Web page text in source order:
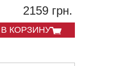
2159 грн.
В КОРЗИНУ